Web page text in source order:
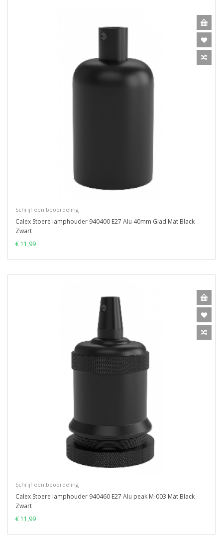
Schrijf een beoordeling
Calex Stoere lamphouder 940400 E27 Alu 40mm Glad Mat Black
Zwart
€ 11,99
Schrijf een beoordeling
Calex Stoere lamphouder 940460 E27 Alu peak M-003 Mat Black
Zwart
€ 11,99